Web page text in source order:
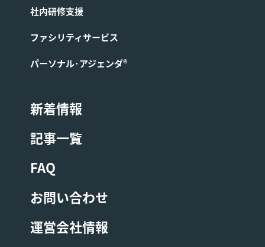
解除できるものとし、お客様へはコース開始予定日1週間
を支払済の場合は、中止されたコースの代金をお客様に返
お客様はコースの受講にあたり、以下に定める各禁止事項
合、弊社は弊社の判断でお客様に対して受講中のコースの
中途退席を含む以後の受講をお断りすることができるもの
とします。またこの場合受講費用は返金しないものとしま
す。
コースの内容の録音、録画、ライブ配信。
コースの講師の指示に従わない等の行為。
社内研修支援
ファシリティサービス
パーソナル･アジェンダ®
新着情報
記事一覧
FAQ
お問い合わせ
運営会社情報